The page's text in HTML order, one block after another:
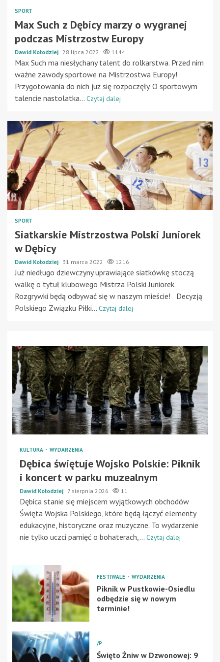
SPORT
Max Such z Dębicy marzy o wygranej
podczas Mistrzostw Europy
Dawid Kołodziej 28 lipca 2022 1144
Max Such ma niesłychany talent do rolkarstwa. Przed nim
ważne zawody sportowe na Mistrzostwa Europy!
Przygotowania do nich już się rozpoczęły. O sportowym
talencie nastolatka... Czytaj dalej
SPORT
Siatkarskie Mistrzostwa Polski Juniorek
w Dębicy
Dawid Kołodziej 31 marca 2022 1216
Już niedługo dziewczyny uprawiające siatkówkę stoczą
walkę o tytuł klubowego Mistrza Polski Juniorek.
Rozgrywki będą odbywać się w naszym mieście! Decyzją
Polskiego Związku Piłki... Czytaj dalej
KULTURA WYDARZENIA
Dębica świętuje Wojsko Polskie: Piknik
i koncert w parku muzealnym
Dawid Kołodziej 7 sierpnia 2026 11
Dębica stanie się miejscem wyjątkowych obchodów
Święta Wojska Polskiego, które będą łączyć elementy
edukacyjne, historyczne oraz muzyczne. To wydarzenie
nie tylko uczci pamięć o bohaterach,... Czytaj dalej
FESTIWALE WYDARZENIA
Piknik w Pustkowie-Osiedlu
odbędzie się w nowym
terminie!
/P
Święto Żniw w Dzwonowej: 9